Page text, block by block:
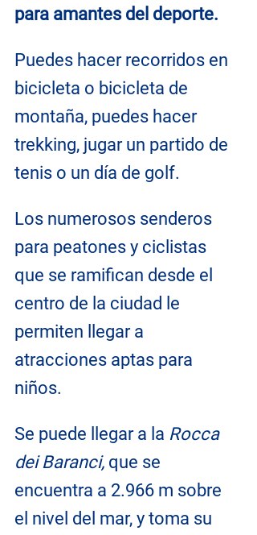
para amantes del deporte.
Puedes hacer recorridos en
bicicleta o bicicleta de
montaña, puedes hacer
trekking, jugar un partido de
tenis o un día de golf.
Los numerosos senderos
para peatones y ciclistas
que se ramifican desde el
centro de la ciudad le
permiten llegar a
atracciones aptas para
niños.
Se puede llegar a la Rocca
dei Baranci, que se
encuentra a 2.966 m sobre
el nivel del mar, y toma su